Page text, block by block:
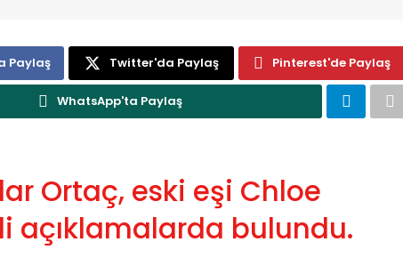
Paylaş Twitter'da Paylaş Pinterest'de Paylaş
WhatsApp'ta Paylaş
Ortaç, eski eşi Chloe
açıklamalarda bulundu.